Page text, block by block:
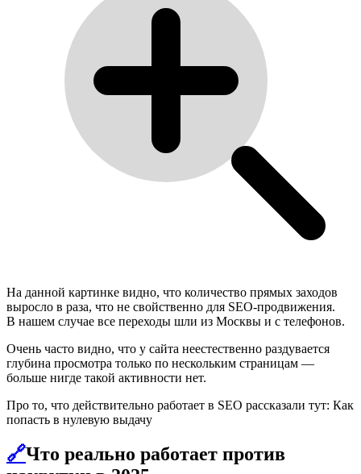
На данной картинке видно, что количество прямых заходов
выросло в раза, что не свойственно для SEO-продвижения.
В нашем случае все переходы шли из Москвы и с телефонов.
Очень часто видно, что у сайта неестественно раздувается
глубина просмотра только по нескольким страницам —
больше нигде такой активности нет.
Про то, что действительно работает в SEO рассказали тут: Как
попасть в нулевую выдачу
🔗Что реально работает против